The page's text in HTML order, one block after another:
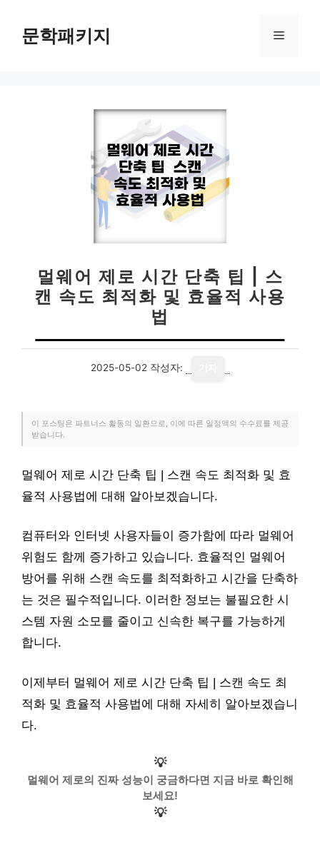
문학패키지 메
멀웨어 제로 시간 단축 팁 | 스
캔 속도 최적화 및 효율적 사용
법
2025-05-02 작성자:
이 포스팅은 파트너스 활동의 일환으로, 이에 따른 일정액의 수수료를 제공
받습니다.
멀웨어 제로 시간 단축 팁 | 스캔 속도 최적화 및 효
율적 사용법에 대해 알아보겠습니다.
컴퓨터와 인터넷 사용자들이 증가함에 따라 멀웨어
위험도 함께 증가하고 있습니다. 효율적인 멀웨어
방어를 위해 스캔 속도를 최적화하고 시간을 단축하
는 것은 필수적입니다. 이러한 정보는 불필요한 시
스템 자원 소모를 줄이고 신속한 복구를 가능하게
합니다.
이제부터 멀웨어 제로 시간 단축 팁 | 스캔 속도 최
적화 및 효율적 사용법에 대해 자세히 알아보겠습니
다.
💡
멀웨어 제로의 진짜 성능이 궁금하다면 지금 바로 확인해
보세요!
💡